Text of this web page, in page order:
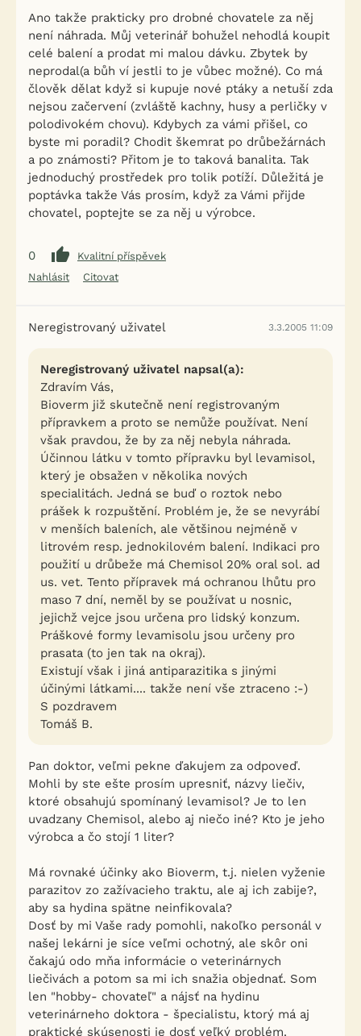
Ano takže prakticky pro drobné chovatele za něj
není náhrada. Můj veterinář bohužel nehodlá koupit
celé balení a prodat mi malou dávku. Zbytek by
neprodal(a bůh ví jestli to je vůbec možné). Co má
člověk dělat když si kupuje nové ptáky a netuší zda
nejsou začervení (zvláště kachny, husy a perličky v
polodivokém chovu). Kdybych za vámi přišel, co
byste mi poradil? Chodit škemrat po drůbežárnách
a po známosti? Přitom je to taková banalita. Tak
jednoduchý prostředek pro tolik potíží. Důležitá je
poptávka takže Vás prosím, když za Vámi přijde
chovatel, poptejte se za něj u výrobce.
0
Kvalitní příspěvek
Nahlásit
Citovat
Neregistrovaný uživatel 3.3.2005 11:09
Neregistrovaný uživatel napsal(a):
Zdravím Vás,
Bioverm již skutečně není registrovaným
přípravkem a proto se nemůže používat. Není
však pravdou, že by za něj nebyla náhrada.
Účinnou látku v tomto přípravku byl levamisol,
který je obsažen v několika nových
specialitách. Jedná se buď o roztok nebo
prášek k rozpuštění. Problém je, že se nevyrábí
v menších baleních, ale většinou nejméně v
litrovém resp. jednokilovém balení. Indikaci pro
použití u drůbeže má Chemisol 20% oral sol. ad
us. vet. Tento přípravek má ochranou lhůtu pro
maso 7 dní, neměl by se používat u nosnic,
jejichž vejce jsou určena pro lidský konzum.
Práškové formy levamisolu jsou určeny pro
prasata (to jen tak na okraj).
Existují však i jiná antiparazitika s jinými
účinými látkami.... takže není vše ztraceno :-)
S pozdravem
Tomáš B.
Pan doktor, veľmi pekne ďakujem za odpoveď.
Mohli by ste ešte prosím upresniť, názvy liečiv,
ktoré obsahujú spomínaný levamisol? Je to len
uvadzany Chemisol, alebo aj niečo iné? Kto je jeho
výrobca a čo stojí 1 liter?
Má rovnaké účinky ako Bioverm, t.j. nielen vyženie
parazitov zo zažívacieho traktu, ale aj ich zabije?,
aby sa hydina spätne neinfikovala?
Dosť by mi Vaše rady pomohli, nakoľko personál v
našej lekárni je síce veľmi ochotný, ale skôr oni
čakajú odo mňa informácie o veterinárnych
liečivách a potom sa mi ich snažia objednať. Som
len "hobby- chovateľ" a nájsť na hydinu
veterinárneho doktora - špecialistu, ktorý má aj
praktické skúsenosti je dosť veľký problém.